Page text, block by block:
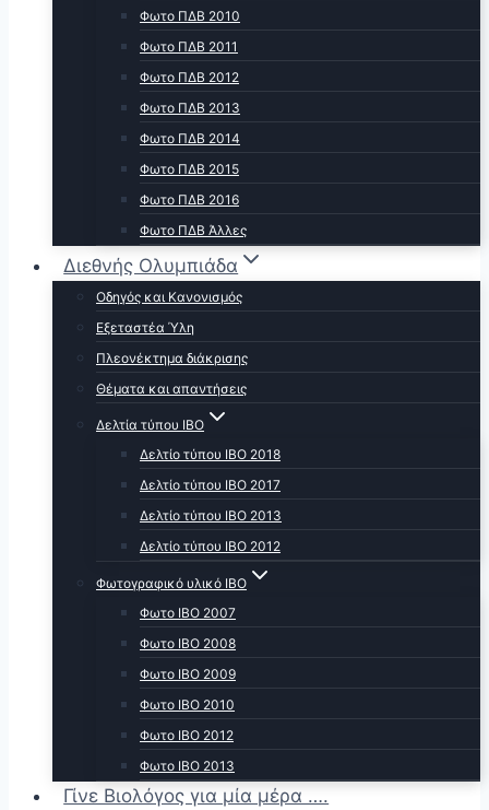
Φωτο ΠΔΒ 2010
Φωτο ΠΔΒ 2011
Φωτο ΠΔΒ 2012
Φωτο ΠΔΒ 2013
Φωτο ΠΔΒ 2014
Φωτο ΠΔΒ 2015
Φωτο ΠΔΒ 2016
Φωτο ΠΔΒ Άλλες
Διεθνής Ολυμπιάδα
Οδηγός και Κανονισμός
Εξεταστέα Ύλη
Πλεονέκτημα διάκρισης
Θέματα και απαντήσεις
Δελτία τύπου ΙΒΟ
Δελτίο τύπου ΙΒΟ 2018
Δελτίο τύπου ΙΒΟ 2017
Δελτίο τύπου ΙΒΟ 2013
Δελτίο τύπου ΙΒΟ 2012
Φωτογραφικό υλικό ΙΒΟ
Φωτο ΙΒΟ 2007
Φωτο IBO 2008
Φωτο ΙΒΟ 2009
Φωτο ΙΒΟ 2010
Φωτο ΙΒΟ 2012
Φωτο ΙΒΟ 2013
Γίνε Βιολόγος για μία μέρα ….